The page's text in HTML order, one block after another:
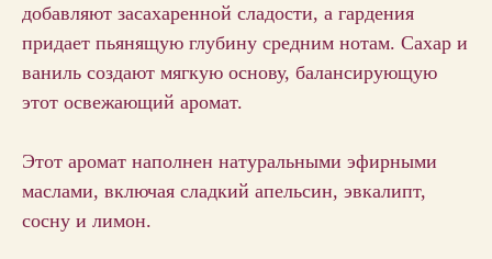
добавляют засахаренной сладости, а гардения
придает пьянящую глубину средним нотам. Сахар и
ваниль создают мягкую основу, балансирующую
этот освежающий аромат.
Этот аромат наполнен натуральными эфирными
маслами, включая сладкий апельсин, эвкалипт,
сосну и лимон.